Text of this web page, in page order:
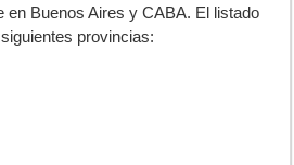
en Buenos Aires y CABA. El listado
provincias: